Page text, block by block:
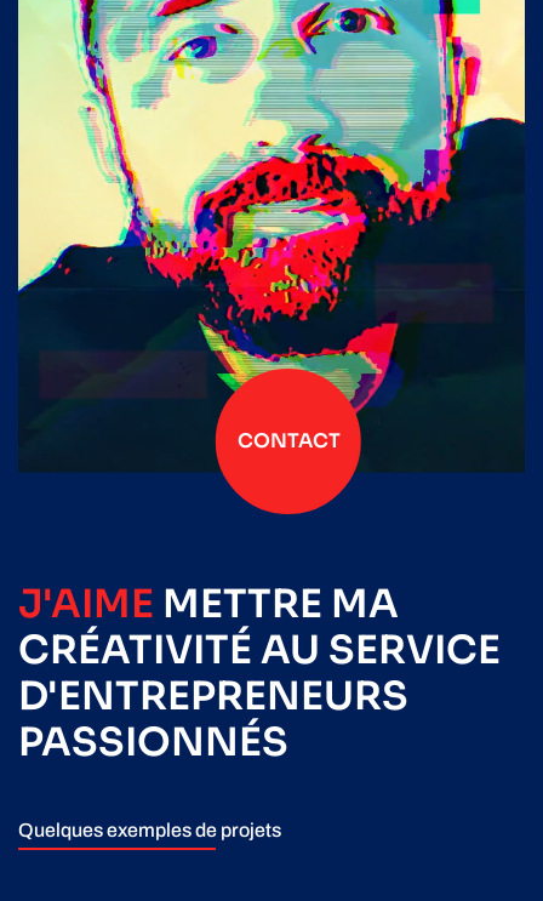
CONTACT
J'AIME METTRE MA
CRÉATIVITÉ AU SERVICE
D'ENTREPRENEURS
PASSIONNÉS
Quelques exemples de projets